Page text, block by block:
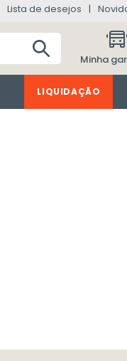
Lista de desejos
Minha
LIQUIDAÇÃO